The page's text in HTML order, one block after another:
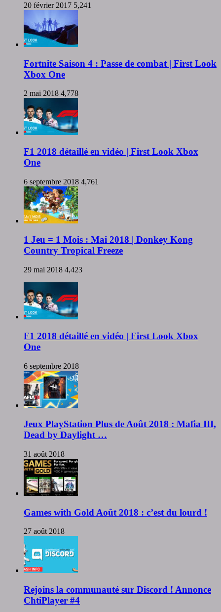
20 février 2017 5,241
Fortnite Saison 4 : Passe de combat | First Look
Xbox One
2 mai 2018 4,778
F1 2018 détaillé en vidéo | First Look Xbox
One
6 septembre 2018 4,761
1 Jeu = 1 Mois : Mai 2018 | Donkey Kong
Country Tropical Freeze
29 mai 2018 4,423
F1 2018 détaillé en vidéo | First Look Xbox
One
6 septembre 2018
Jeux PlayStation Plus de Août 2018 : Mafia III,
Dead by Daylight …
31 août 2018
Games with Gold Août 2018 : c’est du lourd !
27 août 2018
Rejoins la communauté sur Discord ! Annonce
ChtiPlayer #4